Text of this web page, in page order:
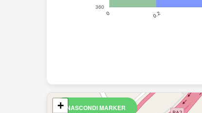
0 0.2
360
NASCONDI MARKER
+